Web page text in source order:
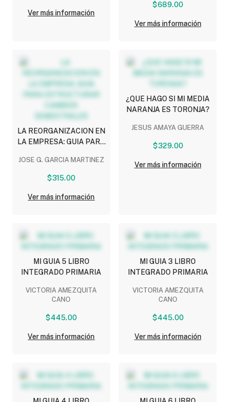
Ver más información
$689.00
Ver más información
LA REORGANIZACION EN
LA EMPRESA: GUIA PARA
SEMESTRALES
JOSE G. GARCIA MARTINEZ
$315.00
Ver más información
¿QUE HAGO SI MI MEDIA
NARANJA ES TORONJA?
JESUS AMAYA GUERRA
$329.00
Ver más información
MI GUIA 5 LIBRO
INTEGRADO PRIMARIA
VICTORIA AMEZQUITA
CANO
$445.00
Ver más información
MI GUIA 3 LIBRO
INTEGRADO PRIMARIA
VICTORIA AMEZQUITA
CANO
$445.00
Ver más información